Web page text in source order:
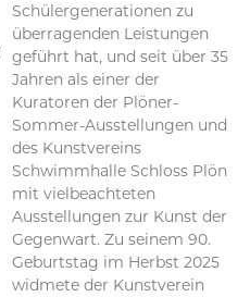
Schülergenerationen zu
überragenden Leistungen
geführt hat, und seit über 35
Jahren als einer der
Kuratoren der Plöner-
Sommer-Ausstellungen und
des Kunstvereins
Schwimmhalle Schloss Plön
mit vielbeachteten
Ausstellungen zur Kunst der
Gegenwart. Zu seinem 90.
Geburtstag im Herbst 2025
widmete der Kunstverein